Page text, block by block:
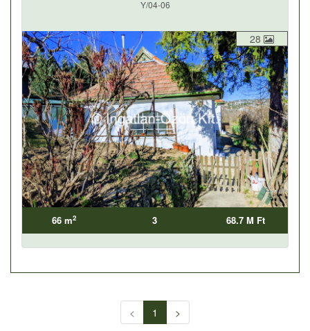
Y/04-06
28
66 m2 3 68.7 M Ft
< 1 >